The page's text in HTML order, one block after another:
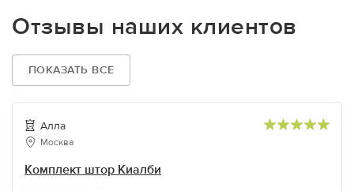
Отзывы наших клиентов
ПОКАЗАТЬ ВСЕ
Алла
Москва
Комплект штор Киалби